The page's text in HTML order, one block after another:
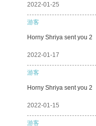
2022-01-25
游客
Horny Shriya sent you 2
2022-01-17
游客
Horny Shriya sent you 2
2022-01-15
游客